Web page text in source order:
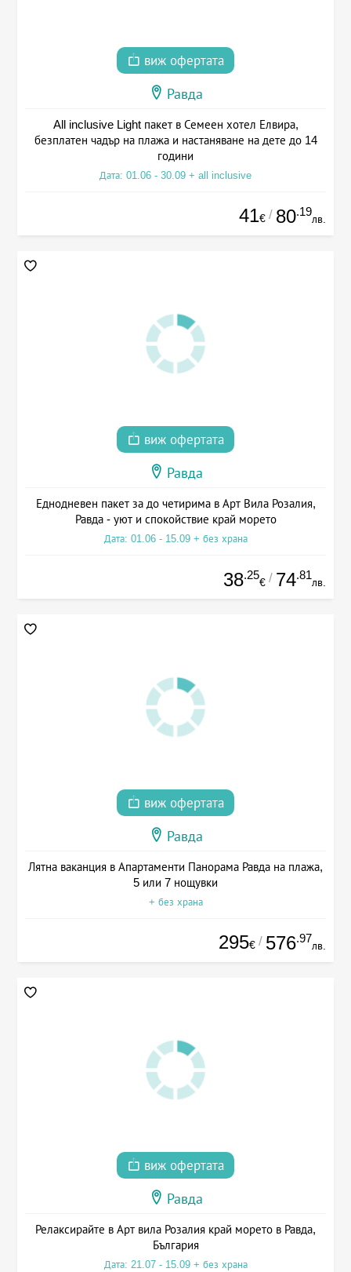
виж офертата
Равда
All inclusive Light пакет в Семеен хотел Елвира,
безплатен чадър на плажа и настаняване на дете до 14
години
Дата: 01.06 - 30.09 + all inclusive
41€ / 80.19
лв.
виж офертата
Равда
Еднодневен пакет за до четирима в Арт Вила Розалия,
Равда - уют и спокойствие край морето
Дата: 01.06 - 15.09 + без храна
38.25
€ / 74.81
лв.
виж офертата
Равда
Лятна ваканция в Апартаменти Панорама Равда на плажа,
5 или 7 нощувки
+ без храна
295€ / 576.97
лв.
виж офертата
Равда
Релаксирайте в Арт вила Розалия край морето в Равда,
България
Дата: 21.07 - 15.09 + без храна